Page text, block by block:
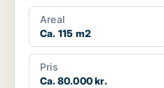
Areal
Ca. 115 m2
Pris
Ca. 80.000 kr.